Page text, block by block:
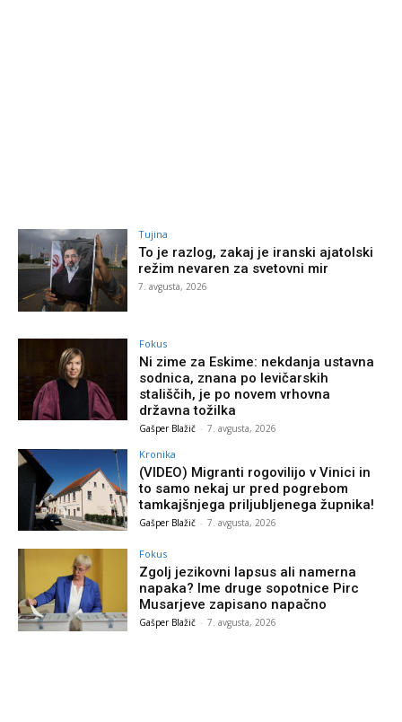
Tujina
To je razlog, zakaj je iranski ajatolski
režim nevaren za svetovni mir
7. avgusta, 2026
Fokus
Ni zime za Eskime: nekdanja ustavna
sodnica, znana po levičarskih
stališčih, je po novem vrhovna
državna tožilka
Gašper Blažič - 7. avgusta, 2026
Kronika
(VIDEO) Migranti rogovilijo v Vinici in
to samo nekaj ur pred pogrebom
tamkajšnjega priljubljenega župnika!
Gašper Blažič - 7. avgusta, 2026
Fokus
Zgolj jezikovni lapsus ali namerna
napaka? Ime druge sopotnice Pirc
Musarjeve zapisano napačno
Gašper Blažič - 7. avgusta, 2026